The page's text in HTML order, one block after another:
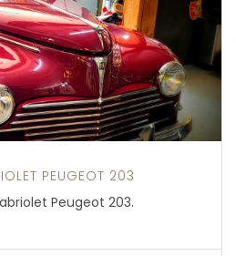
PEUGEOT 203
Peugeot 203.